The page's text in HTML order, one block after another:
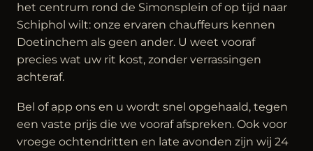
het centrum rond de Simonsplein of op tijd naar
Schiphol wilt: onze ervaren chauffeurs kennen
Doetinchem als geen ander. U weet vooraf
precies wat uw rit kost, zonder verrassingen
achteraf.
Bel of app ons en u wordt snel opgehaald, tegen
een vaste prijs die we vooraf afspreken. Ook voor
vroege ochtendritten en late avonden zijn wij 24